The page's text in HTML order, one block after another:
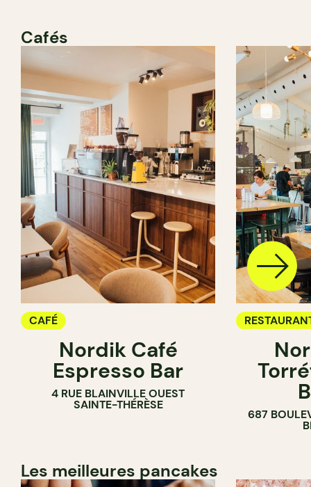
Cafés
CAFÉ
Nordik Café
Espresso Bar
4 RUE BLAINVILLE OUEST
SAINTE-THÉRÈSE
687
Les meilleures pancakes